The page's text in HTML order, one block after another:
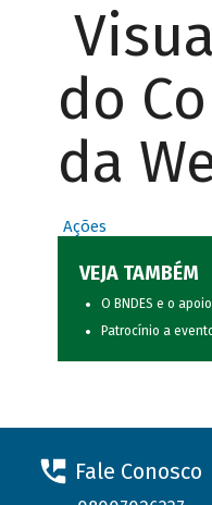
do
da
Ações
VEJA TAMBÉM
O BNDES e o
Patrocínio a
Fale Conosco